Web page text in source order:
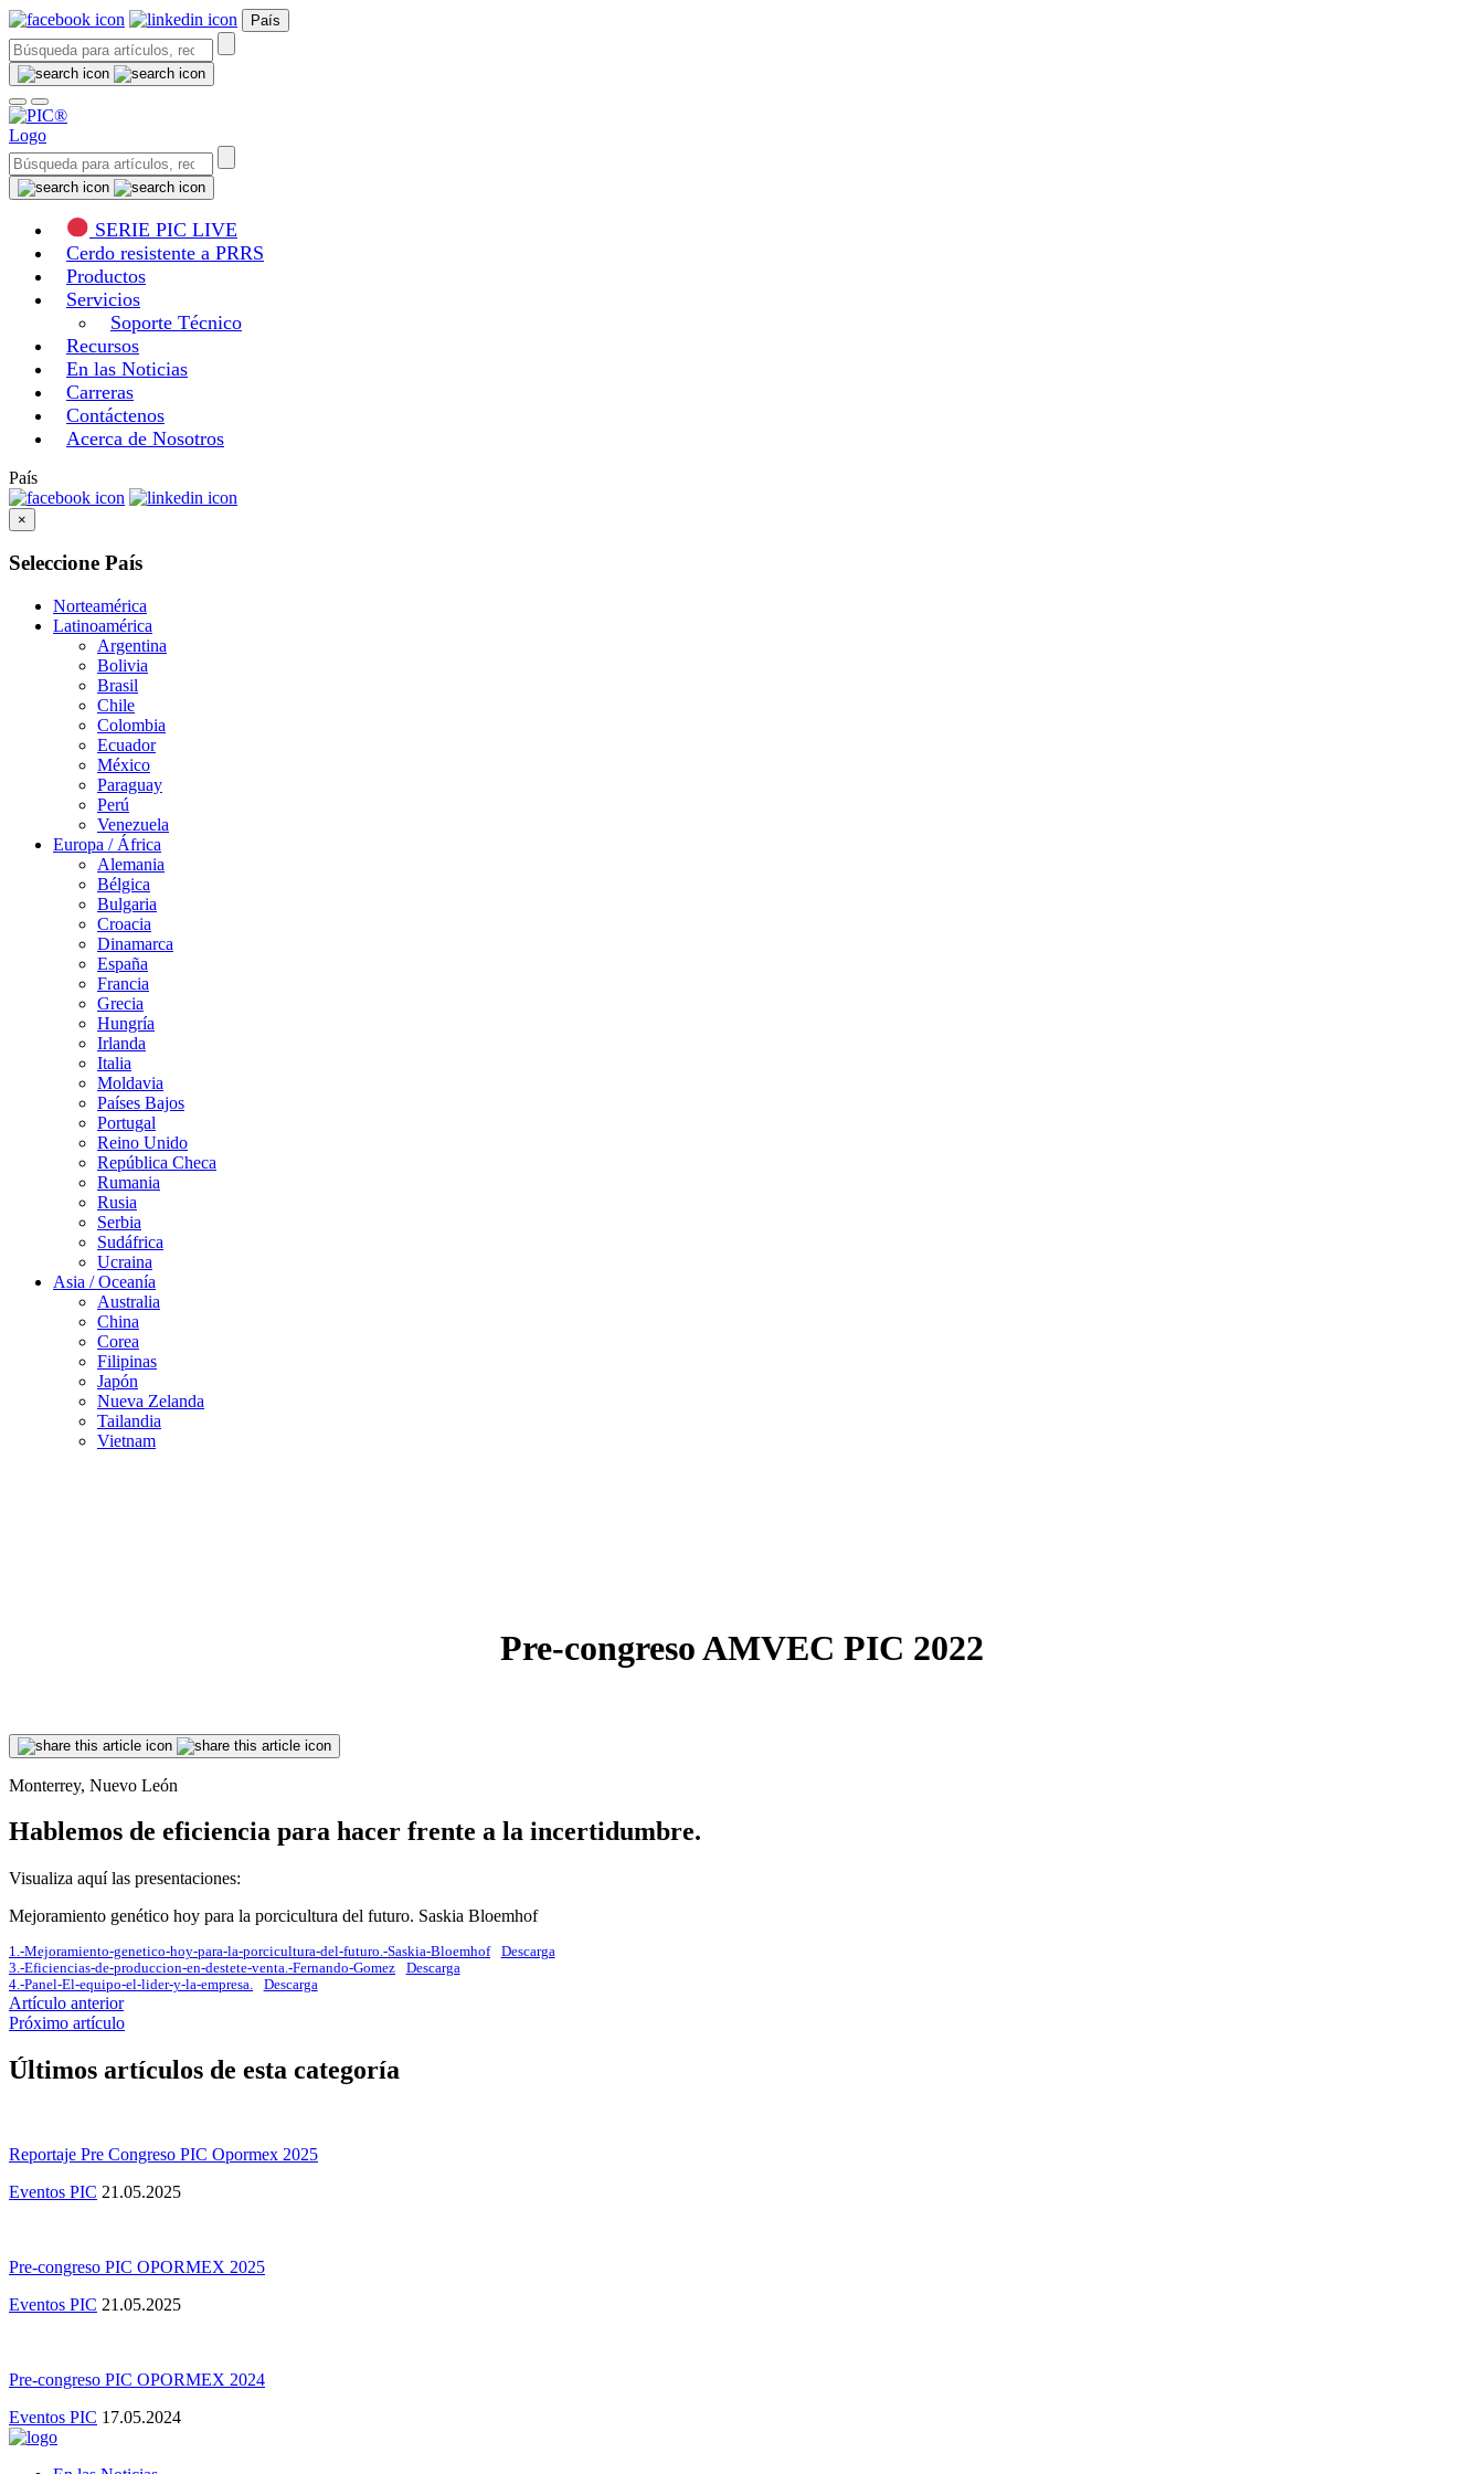
País
SERIE PIC LIVE
Cerdo resistente a PRRS
Productos
Servicios
Soporte Técnico
Recursos
En las Noticias
Carreras
Contáctenos
Acerca de Nosotros
País
×
Seleccione País
Norteamérica
Latinoamérica
Argentina
Bolivia
Brasil
Chile
Colombia
Ecuador
México
Paraguay
Perú
Venezuela
Europa / África
Alemania
Bélgica
Bulgaria
Croacia
Dinamarca
España
Francia
Grecia
Hungría
Irlanda
Italia
Moldavia
Países Bajos
Portugal
Reino Unido
República Checa
Rumania
Rusia
Serbia
Sudáfrica
Ucraina
Asia / Oceanía
Australia
China
Corea
Filipinas
Japón
Nueva Zelanda
Tailandia
Vietnam
Pre-congreso AMVEC PIC 2022
Monterrey, Nuevo León
Hablemos de eficiencia para hacer frente a la incertidumbre.
Visualiza aquí las presentaciones:
Mejoramiento genético hoy para la porcicultura del futuro. Saskia Bloemhof
1.-Mejoramiento-genetico-hoy-para-la-porcicultura-del-futuro.-Saskia-Bloemhof
Descarga
3.-Eficiencias-de-produccion-en-destete-venta.-Fernando-Gomez
Descarga
4.-Panel-El-equipo-el-lider-y-la-empresa.
Descarga
Artículo anterior
Próximo artículo
Últimos artículos de esta categoría
Reportaje Pre Congreso PIC Opormex 2025
Eventos PIC 21.05.2025
Pre-congreso PIC OPORMEX 2025
Eventos PIC 21.05.2025
Pre-congreso PIC OPORMEX 2024
Eventos PIC 17.05.2024